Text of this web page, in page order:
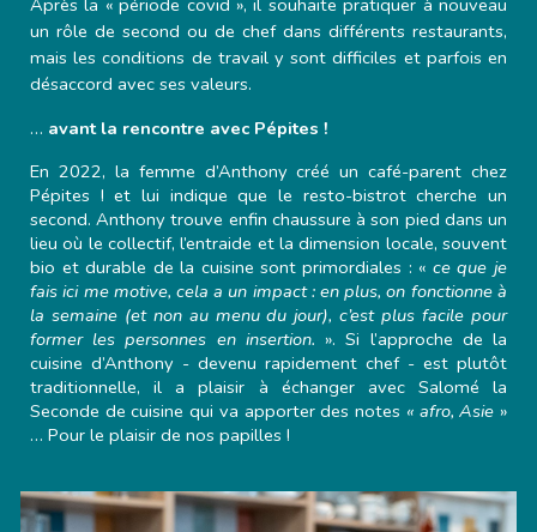
Après la « période covid », il souhaite pratiquer à nouveau
un rôle de second ou de chef dans différents restaurants,
mais les conditions de travail y sont difficiles et parfois en
désaccord avec ses valeurs.
… avant la rencontre avec Pépites !
En 2022, la femme d’Anthony créé un café-parent chez
Pépites ! et lui indique que le resto-bistrot cherche un
second. Anthony trouve enfin chaussure à son pied dans un
lieu où le collectif, l’entraide et la dimension locale, souvent
bio et durable de la cuisine sont primordiales : « ce que je
fais ici me motive, cela a un impact : en plus, on fonctionne à
la semaine (et non au menu du jour), c’est plus facile pour
former les personnes en insertion.». Si l’approche de la
cuisine d’Anthony - devenu rapidement chef - est plutôt
traditionnelle, il a plaisir à échanger avec Salomé la
Seconde de cuisine qui va apporter des notes « afro, Asie »
… Pour le plaisir de nos papilles !